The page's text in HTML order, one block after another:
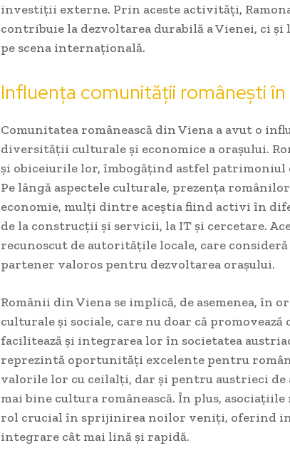
investiții externe. Prin aceste activități,
contribuie la dezvoltarea durabilă a Vienei, ci
pe scena internațională.
Influența comunității românești în
Comunitatea românească din Viena a avut o
diversității culturale și economice a orașului.
și obiceiurile lor, îmbogățind astfel patrimoniul
Pe lângă aspectele culturale, prezența
economie, mulți dintre aceștia fiind activi în
de la construcții și servicii, la IT și cercetare.
recunoscut de autoritățile locale, care
partener valoros pentru dezvoltarea orașului.
Românii din Viena se implică, de asemenea, în
culturale și sociale, care nu doar că promovează
facilitează și integrarea lor în societatea
reprezintă oportunități excelente pentru
valorile lor cu ceilalți, dar și pentru austrieci de
mai bine cultura românească. În plus,
rol crucial în sprijinirea noilor veniți, oferind
integrare cât mai lină și rapidă.